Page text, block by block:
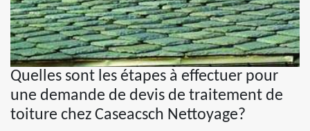
Quelles sont les étapes à effectuer pour
une demande de devis de traitement de
toiture chez Caseacsch Nettoyage?